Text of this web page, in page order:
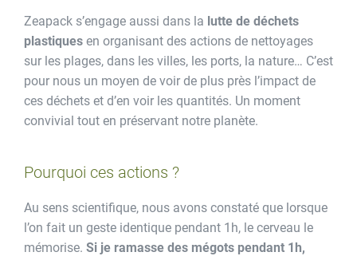
Zeapack s’engage aussi dans la lutte de déchets
plastiques en organisant des actions de nettoyages
sur les plages, dans les villes, les ports, la nature… C’est
pour nous un moyen de voir de plus près l’impact de
ces déchets et d’en voir les quantités. Un moment
convivial tout en préservant notre planète.
Pourquoi ces actions ?
Au sens scientifique, nous avons constaté que lorsque
l’on fait un geste identique pendant 1h, le cerveau le
mémorise. Si je ramasse des mégots pendant 1h,